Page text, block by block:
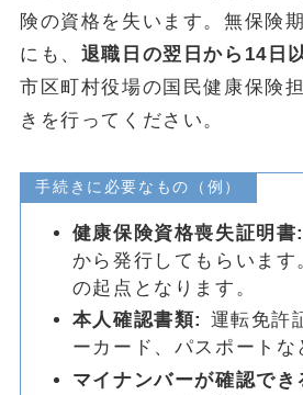
険の資格を失います。無保険
にも、 退職日の翌日から14日
市区町村役場の国民健康保険
きを行ってください。
手続きに必要なもの（例）
健康保険資格喪失証明書:
から発行してもらいます
の起点となります。
本人確認書類: 運転免許
ーカード、パスポートな
マイナンバーが確認でき